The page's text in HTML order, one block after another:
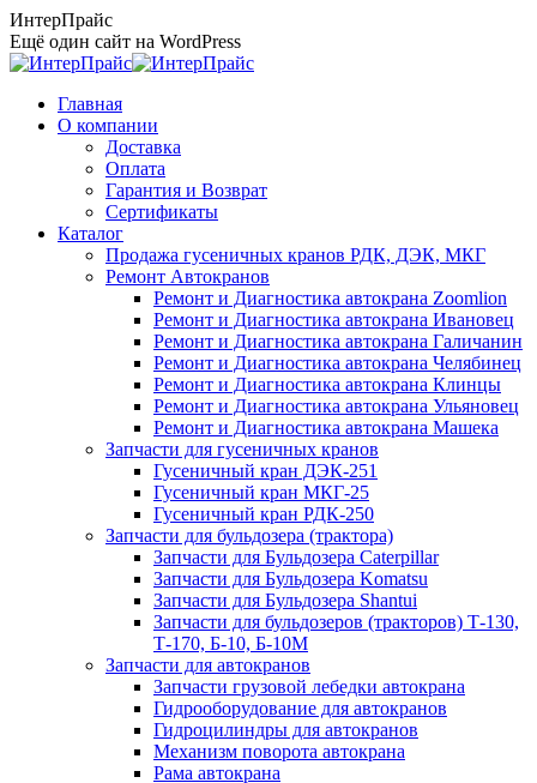
Перейти
к
содержанию
ИнтерПрайс
Ещё один сайт на WordPress
Главная
О компании
Доставка
Оплата
Гарантия и Возврат
Сертификаты
Каталог
Продажа гусеничных кранов РДК, ДЭК, МКГ
Ремонт Автокранов
Ремонт и Диагностика автокрана Zoomlion
Ремонт и Диагностика автокрана Ивановец
Ремонт и Диагностика автокрана Галичанин
Ремонт и Диагностика автокрана Челябинец
Ремонт и Диагностика автокрана Клинцы
Ремонт и Диагностика автокрана Ульяновец
Ремонт и Диагностика автокрана Машека
Запчасти для гусеничных кранов
Гусеничный кран ДЭК-251
Гусеничный кран МКГ-25
Гусеничный кран РДК-250
Запчасти для бульдозера (трактора)
Запчасти для Бульдозера Caterpillar
Запчасти для Бульдозера Komatsu
Запчасти для Бульдозера Shantui
Запчасти для бульдозеров (тракторов) Т-130,
Т-170, Б-10, Б-10М
Запчасти для автокранов
Запчасти грузовой лебедки автокрана
Гидрооборудование для автокранов
Гидроцилиндры для автокранов
Механизм поворота автокрана
Рама автокрана